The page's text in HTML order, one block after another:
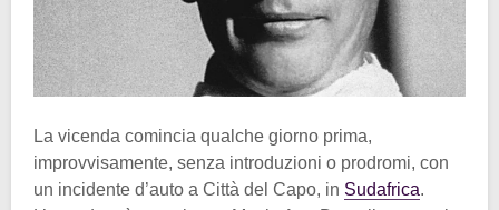
La vicenda comincia qualche giorno prima,
improvvisamente, senza introduzioni o prodromi, con
un incidente d’auto a Città del Capo, in Sudafrica.